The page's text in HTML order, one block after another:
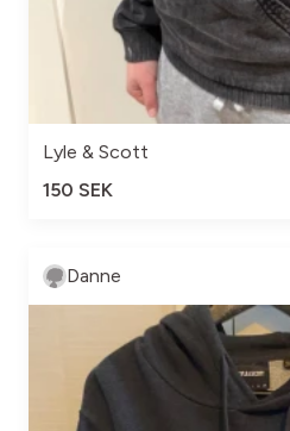
Lyle & Scott
150 SEK
Danne